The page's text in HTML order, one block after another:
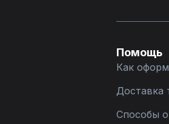
Помощь
Как
Доставка
Способы